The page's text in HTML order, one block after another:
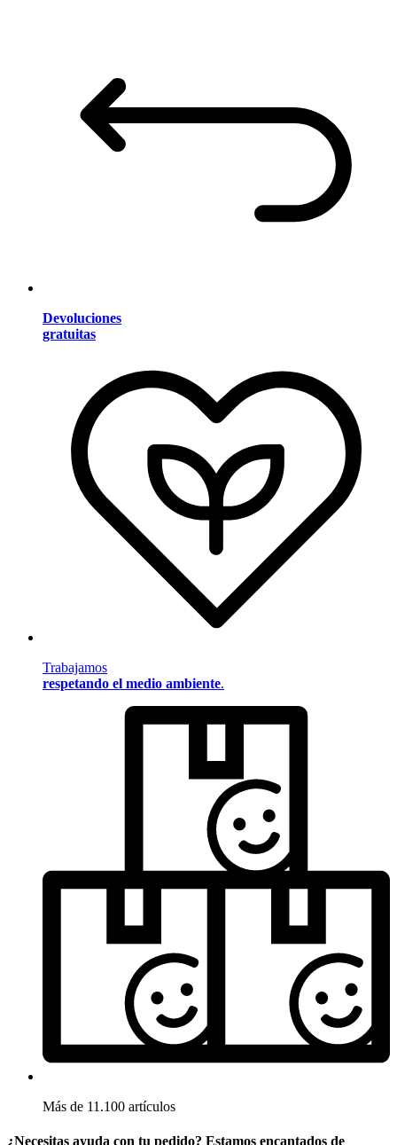
Devoluciones
gratuitas
Trabajamos
respetando el medio ambiente.
Más de 11.100 artículos
¿Necesitas ayuda con tu pedido? Estamos encantados de